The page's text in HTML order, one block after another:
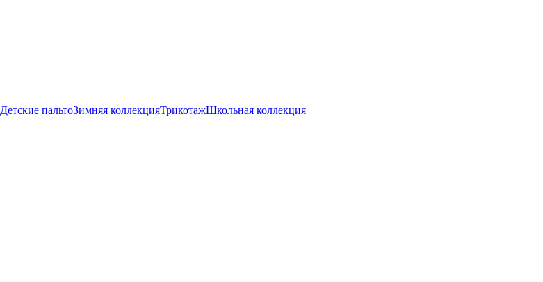
Детские пальтоЗимняя коллекцияТрикотажШкольная коллекция